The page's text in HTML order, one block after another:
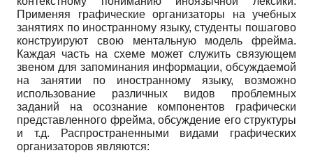
Применяя графические организаторы на учебных
занятиях по иностранному языку, студенты пошагово
конструируют свою ментальную модель фрейма.
Каждая часть на схеме может служить связующем
звеном для запоминания информации, обсуждаемой
на занятии по иностранному языку, возможно
использование различных видов проблемных
заданий на осознание компонентов графически
представленного фрейма, обсуждение его структуры
и т.д. Распространенными видами графических
организаторов являются: